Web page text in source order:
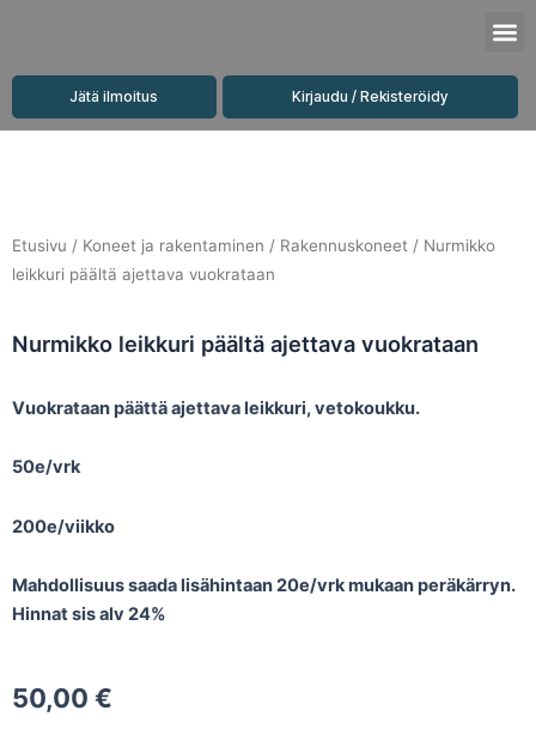
Jätä ilmoitus Kirjaudu / Rekisteröidy
Etusivu / Koneet ja rakentaminen / Rakennuskoneet / Nurmikko
leikkuri päältä ajettava vuokrataan
Nurmikko leikkuri päältä ajettava vuokrataan
Vuokrataan päättä ajettava leikkuri, vetokoukku.
50e/vrk
200e/viikko
Mahdollisuus saada lisähintaan 20e/vrk mukaan peräkärryn.
Hinnat sis alv 24%
50,00 €